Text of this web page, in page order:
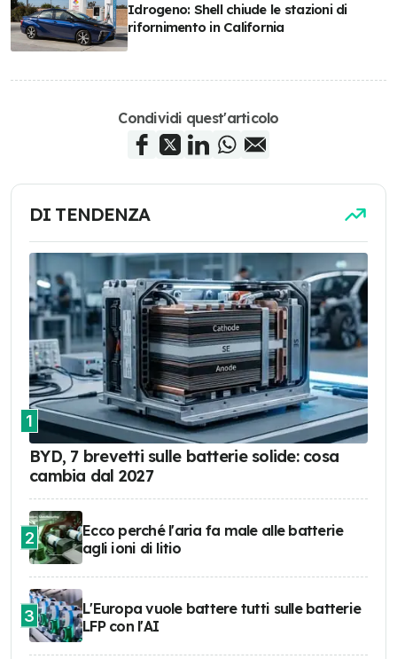
Idrogeno: Shell chiude le stazioni di
rifornimento in California
Condividi quest'articolo
DI TENDENZA
1
BYD, 7 brevetti sulle batterie solide: cosa
cambia dal 2027
2
Ecco perché l'aria fa male alle batterie
agli ioni di litio
3
L'Europa vuole battere tutti sulle batterie
LFP con l'AI